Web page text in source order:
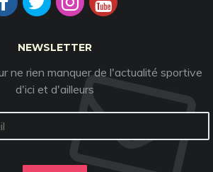
NEWSLETTER
ne rien manquer de l'actualité sportive
d'ici et d'ailleurs